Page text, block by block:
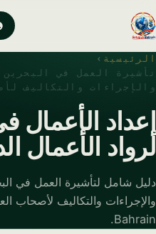
الرئيسية ›
والإجراءات والتكاليف
إعداد الأعمال
لرواد الأعمال
Bahrain.